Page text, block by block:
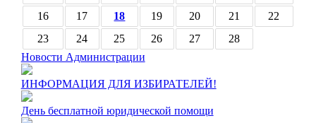
16
17 18 19 20 21
22
23
24 25 26 27
28
Новости Администрации
ИНФОРМАЦИЯ ДЛЯ ИЗБИРАТЕЛЕЙ!
День бесплатной юридической помощи